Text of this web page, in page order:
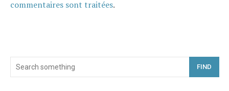
commentaires sont traitées.
FIND